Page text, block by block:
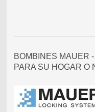
BOMBINES MAUER
PARA SU HOGAR O